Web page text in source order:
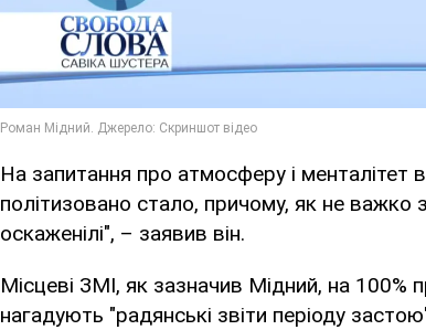
На запитання про атмосферу і менталітет
політизовано стало, причому, як не
оскаженілі", – заявив він.
Місцеві ЗМІ, як зазначив Мідний, на 100%
нагадують "радянські звіти періоду